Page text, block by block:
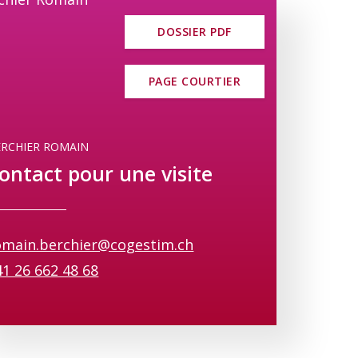
disposent d’une place de parc
pratique et organisé.
aménagée afin de favoriser les
et pour découvrir comment
!
DOSSIER PDF
PAGE COURTIER
ROMAIN
pour une visite
26 662 48 68